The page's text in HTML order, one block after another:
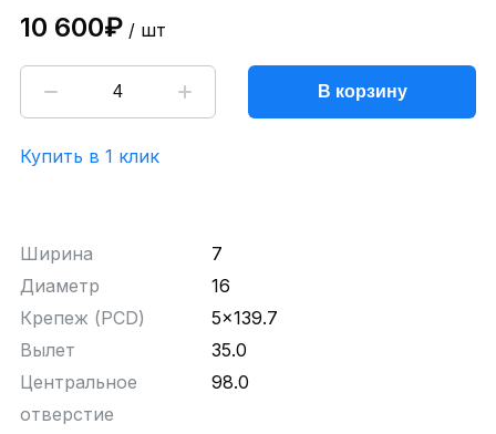
10 600₽/ шт
В корзину
Купить в 1 клик
Ширина
7
Диаметр
16
Крепеж (PCD)
5x139.7
Вылет
35.0
Центральное
отверстие
98.0